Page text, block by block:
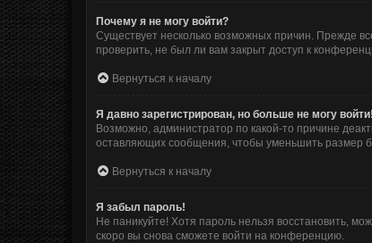
Почему я не могу войти?
Существует несколько возможных причин. Прежде
проверить, не был ли вам закрыт доступ к
Вернуться к началу
Я давно зарегистрирован, но больше не могу войти!
Возможно, администратор по какой-то причине
оставляющих сообщения, чтобы уменьшить размер
Вернуться к началу
Я забыл пароль!
Не паникуйте! Хотя пароль нельзя восстановить,
скоро вы снова сможете войти на конференцию.